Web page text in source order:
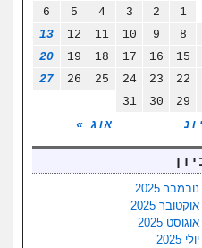
אוג »
1
2
3
4
5
6
8
9
10
11
12
13
15
16
17
18
19
20
22
23
24
25
26
27
29
30
31
נובמבר 2025
אוקטובר 2025
אוגוסט 2025
יולי 2025